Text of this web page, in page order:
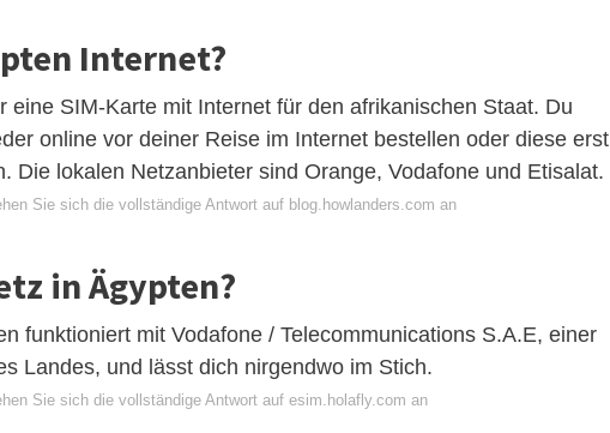
Internet?
eine SIM-Karte mit Internet für den afrikanischen Staat. Du
online vor deiner Reise im Internet bestellen oder diese erst
Die lokalen Netzanbieter sind Orange, Vodafone und Etisalat.
Sie sich die vollständige Antwort auf blog.howlanders.com an
in Ägypten?
funktioniert mit Vodafone / Telecommunications S.A.E, einer
Landes, und lässt dich nirgendwo im Stich.
Sie sich die vollständige Antwort auf esim.holafly.com an